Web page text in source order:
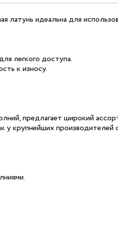
латунь идеальна для
легкого доступа.
к износу.
предлагает широкий
у крупнейших